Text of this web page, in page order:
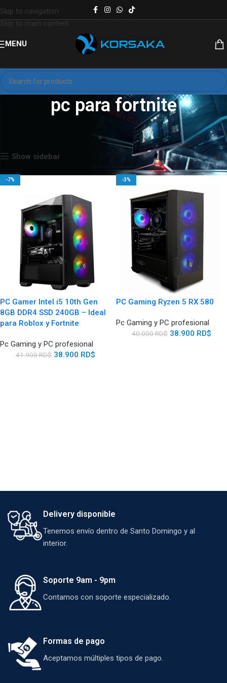
Skip to navigation
Skip to main content
MENU
pc para fortnite
Productos etiquetados “pc para fortnite”
Show sidebar
-7%
PC Gamer Intel i5 10th Gen
8GB DDR4 SSD 240GB – Ideal
para Roblox y Fortnite
Pc Gaming y PC profesional
41.900RD$ 38.900 RD$
-3%
PC Gaming Ryzen 5 RX 580
Pc Gaming y PC profesional
40.000RD$ 38.900 RD$
Delivery disponible
Tenemos envío dentro de Santo Domingo y al
interior.
Soporte 9am - 9pm
Contamos con soporte especializado.
Formas de pago
Aceptamos múltiples tipos de pago.